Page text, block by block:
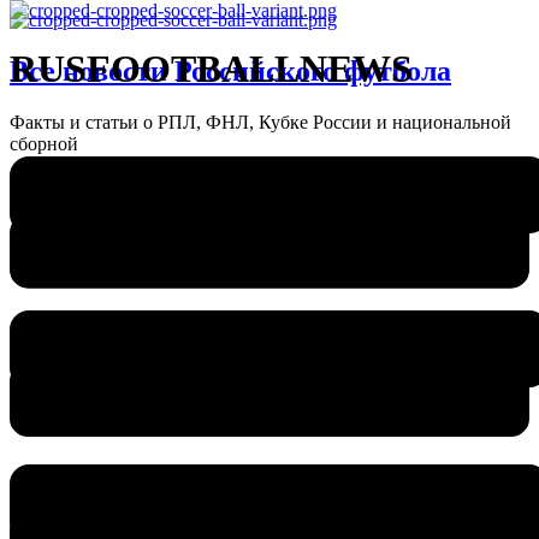
Все новости Российского футбола
Факты и статьи о РПЛ, ФНЛ, Кубке России и национальной
сборной
RUSFOOTBALLNEWS